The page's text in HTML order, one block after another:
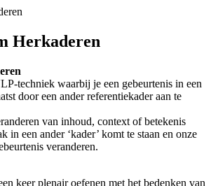
Herkaderen
techniek waarbij je een gebeurtenis in een
door een ander referentiekader aan te
van inhoud, context of betekenis
in een ander ‘kader’ komt te staan en onze
veranderen.
keer plenair oefenen met het bedenken van